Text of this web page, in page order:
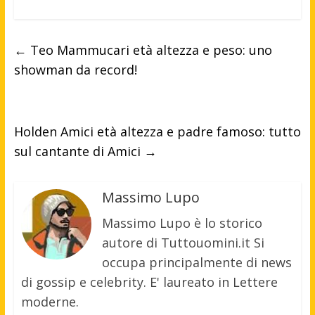
← Teo Mammucari età altezza e peso: uno
showman da record!
Holden Amici età altezza e padre famoso: tutto
sul cantante di Amici →
Massimo Lupo
Massimo Lupo è lo storico
autore di Tuttouomini.it Si
occupa principalmente di news
di gossip e celebrity. E' laureato in Lettere
moderne.